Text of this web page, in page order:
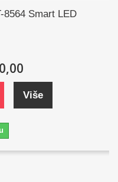
8564 Smart LED
Više